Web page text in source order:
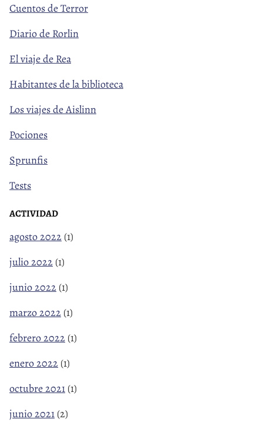
Cuentos de Terror
Diario de Rorlin
El viaje de Rea
Habitantes de la biblioteca
Los viajes de Aislinn
Pociones
Sprunfis
Tests
ACTIVIDAD
agosto 2022 (1)
julio 2022 (1)
junio 2022 (1)
marzo 2022 (1)
febrero 2022 (1)
enero 2022 (1)
octubre 2021 (1)
junio 2021 (2)